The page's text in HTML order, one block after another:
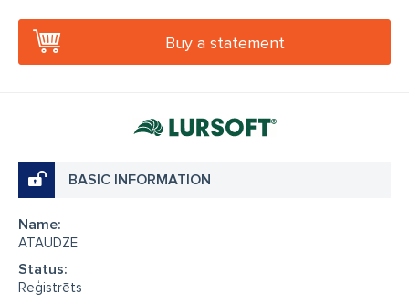
Buy a statement
BASIC INFORMATION
Name:
ATAUDZE
Status:
Reģistrēts